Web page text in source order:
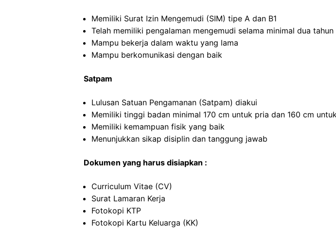
Memiliki Surat Izin Mengemudi (SIM) tipe A dan B1
Telah memiliki pengalaman mengemudi selama minimal dua tahun
Mampu bekerja dalam waktu yang lama
Mampu berkomunikasi dengan baik
Satpam
Lulusan Satuan Pengamanan (Satpam) diakui
Memiliki tinggi badan minimal 170 cm untuk pria dan 160 cm
Memiliki kemampuan fisik yang baik
Menunjukkan sikap disiplin dan tanggung jawab
Dokumen yang harus disiapkan :
Curriculum Vitae (CV)
Surat Lamaran Kerja
Fotokopi KTP
Fotokopi Kartu Keluarga (KK)